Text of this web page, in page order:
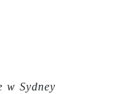
w Sydney